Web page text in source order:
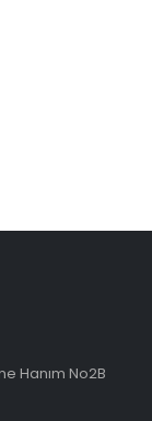
Hanım No2B